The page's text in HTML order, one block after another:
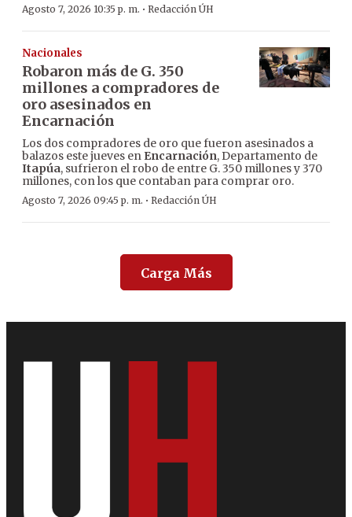
Agosto 7, 2026 10:35 p. m. · Redacción ÚH
Nacionales
Robaron más de G. 350
millones a compradores de
oro asesinados en
Encarnación
Los dos compradores de oro que fueron asesinados a
balazos este jueves en Encarnación, Departamento de
Itapúa, sufrieron el robo de entre G. 350 millones y 370
millones, con los que contaban para comprar oro.
Agosto 7, 2026 09:45 p. m. · Redacción ÚH
Carga Más